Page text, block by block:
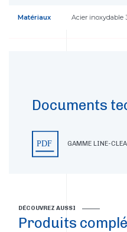
Matériaux Acier inoxydable
Documents
GAMME LINE-
DÉCOUVREZ AUSSI
Produits